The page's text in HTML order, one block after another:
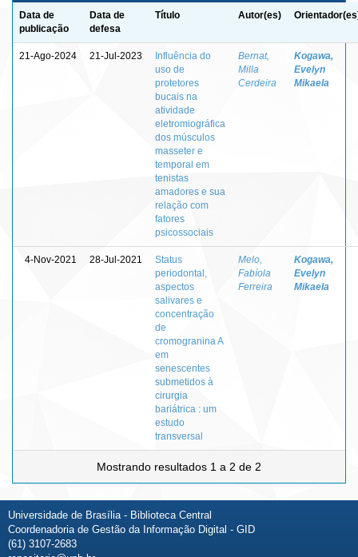
Data de
publicação
Data de
defesa
Título Autor(es)
21-Ago-2024 21-Jul-2023
Influência do
uso de
protetores
bucais na
atividade
eletromiográfica
dos músculos
masseter e
temporal em
tenistas
amadores e sua
relação com
fatores
psicossociais
Bernat,
Milla
Cerdeira
Kogawa,
Evelyn
Mikaela
4-Nov-2021 28-Jul-2021
Status
periodontal,
aspectos
salivares e
concentração
de
cromogranina A
em
senescentes
submetidos à
cirurgia
bariátrica : um
estudo
transversal
Melo,
Fabíola
Ferreira
Kogawa,
Evelyn
Mikaela
Mostrando resultados 1 a 2 de 2
Universidade de Brasília - Biblioteca Central
Coordenadoria de Gestão da Informação Digital - GID
(61) 3107-2683